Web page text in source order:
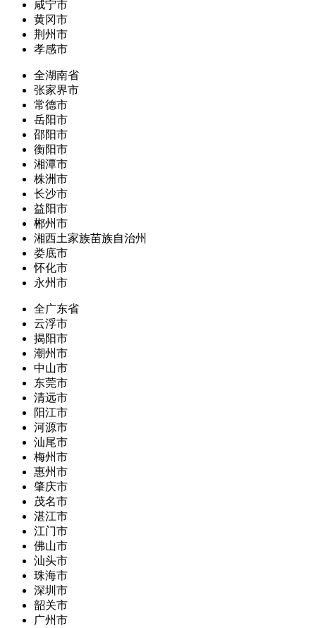
咸宁市
黄冈市
荆州市
孝感市
全湖南省
张家界市
常德市
岳阳市
邵阳市
衡阳市
湘潭市
株洲市
长沙市
益阳市
郴州市
湘西土家族苗族自治州
娄底市
怀化市
永州市
全广东省
云浮市
揭阳市
潮州市
中山市
东莞市
清远市
阳江市
河源市
汕尾市
梅州市
惠州市
肇庆市
茂名市
湛江市
江门市
佛山市
汕头市
珠海市
深圳市
韶关市
广州市